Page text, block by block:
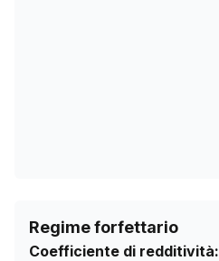
Regime forfettario
Coefficiente di redditività: